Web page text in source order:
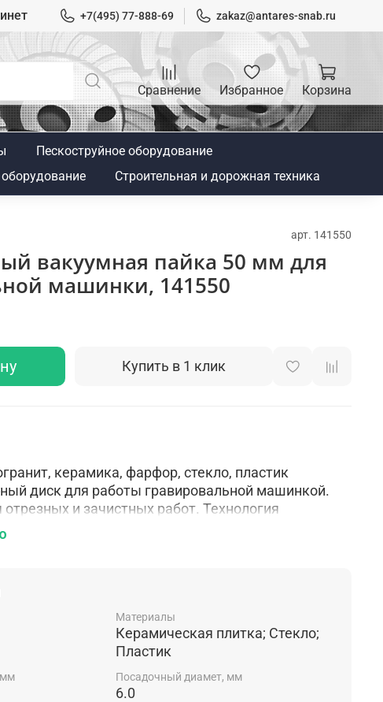
+7(495) 77-888-69 zakaz@antares-snab.ru
Сравнение Избранное Корзина
Пескоструйное оборудование
Строительная и дорожная техника
арт. 141550
вакуумная пайка 50 мм для
машинки, 141550
Купить в 1 клик
керамика, фарфор, стекло, пластик
диск для работы гравировальной машинкой.
и зачистных работ. Технология
пайка
Материалы
Керамическая плитка; Стекло;
Пластик
Посадочный диамет, мм
6.0